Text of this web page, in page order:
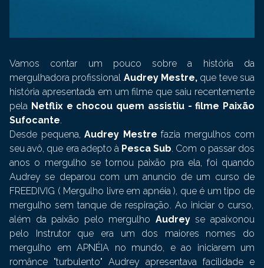
Vamos contar um pouco sobre a história da
mergulhadora profissional Audrey Mestre, que teve sua
história apresentada em um filme que saiu recentemente
pela Netflix e chocou quem assistiu - filme Paixão
Sufocante.
Desde pequena, Audrey Mestre fazia mergulhos com
seu avô, que era adepto à Pesca Sub. Com o passar dos
anos o mergulho se tornou paixão pra ela, foi quando
Audrey se deparou com um anuncio de um curso de
FREEDIVIG ( Mergulho livre em apnéia ), queé um tipo de
mergulho sem tanque de respiração. Ao iniciar o curso,
além da paixão pelo mergulho Audreyse apaixonou
pelo Instrutor que era um dos maiores nomes do
mergulho em APNÉIA no mundo, e ao iniciarem um
românce "turbulento" Audrey apresentava facilidade e